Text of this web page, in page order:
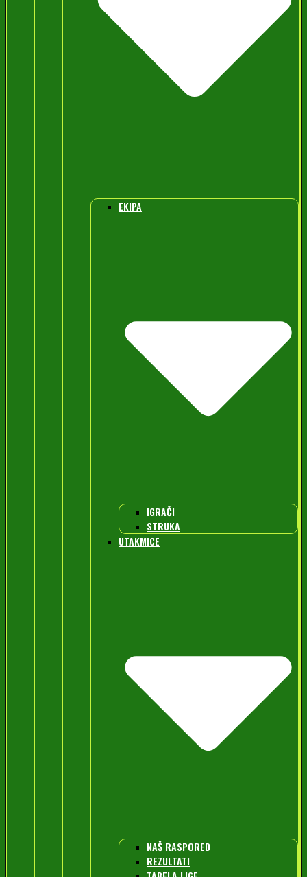
EKIPA
IGRAČI
STRUKA
UTAKMICE
NAŠ RASPORED
REZULTATI